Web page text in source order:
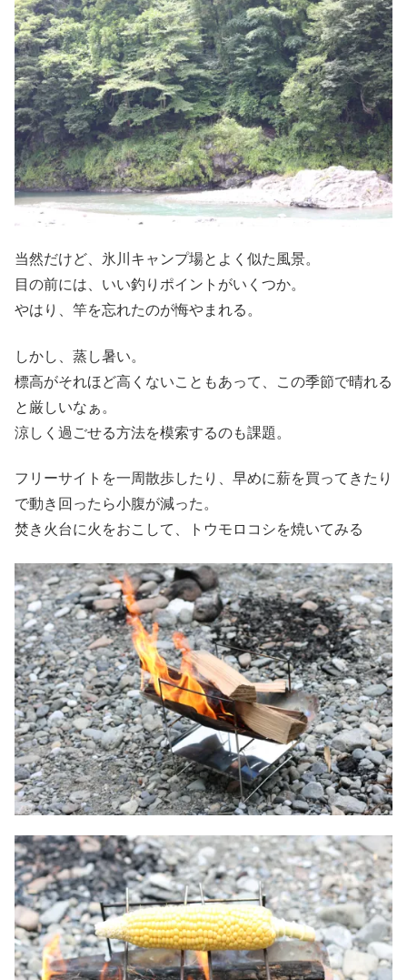
当然だけど、氷川キャンプ場とよく似た風景。
目の前には、いい釣りポイントがいくつか。
やはり、竿を忘れたのが悔やまれる。
しかし、蒸し暑い。
標高がそれほど高くないこともあって、この季節で晴れる
と厳しいなぁ。
涼しく過ごせる方法を模索するのも課題。
フリーサイトを一周散歩したり、早めに薪を買ってきたり
で動き回ったら小腹が減った。
焚き火台に火をおこして、トウモロコシを焼いてみる